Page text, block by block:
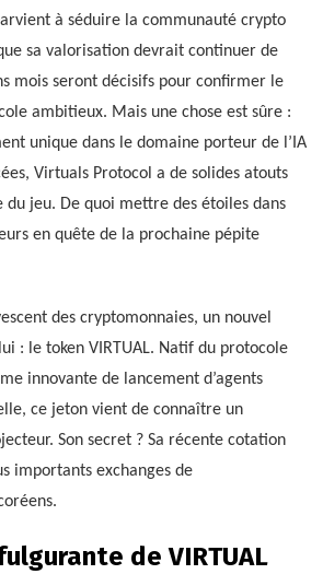
à séduire la communauté crypto
sa valorisation devrait continuer de
mois seront décisifs pour confirmer le
ambitieux. Mais une chose est sûre :
unique dans le domaine porteur de l’IA
Virtuals Protocol a de solides atouts
jeu. De quoi mettre des étoiles dans
en quête de la prochaine pépite
des cryptomonnaies, un nouvel
: le token VIRTUAL. Natif du protocole
innovante de lancement d’agents
ce jeton vient de connaître un
Son secret ? Sa récente cotation
importants exchanges de
de VIRTUAL